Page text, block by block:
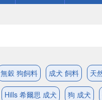
無穀 狗飼料 成犬 飼料 天
Hills 希爾思 成犬 狗 成犬